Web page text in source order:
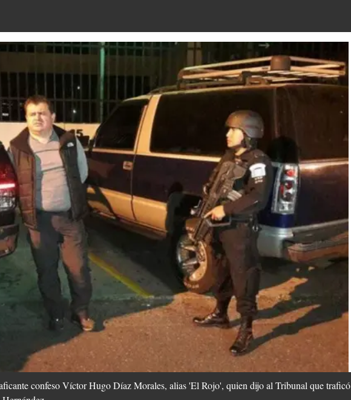
confeso Víctor Hugo Díaz Morales, alias 'El Rojo', quien dijo al Tribunal que traficó